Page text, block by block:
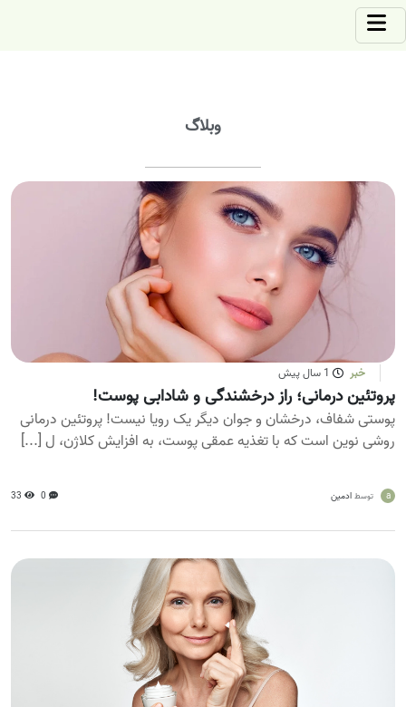
وبلاگ
خبر 1 سال پیش
پروتئین درمانی؛ راز درخشندگی و شادابی پوست!
پوستی شفاف، درخشان و جوان دیگر یک رویا نیست! پروتئین درمانی
روشی نوین است که با تغذیه عمقی پوست، به افزایش کلاژن، ل [...]
a توسط ادمین 0
33